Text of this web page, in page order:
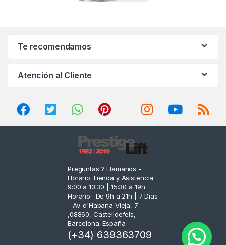
Te recomendamos
Atención al Cliente
Preguntas ? Llamanos -
Horario Tienda y Asistencia :
9:00 a 13:30 | 15:30 a 19h
Horario : De 9h a 21h | 7 Días
- Av. d'Habana Vieja, 7
,08860, Castelldefels,
Barcelona. España
(+34) 639363709